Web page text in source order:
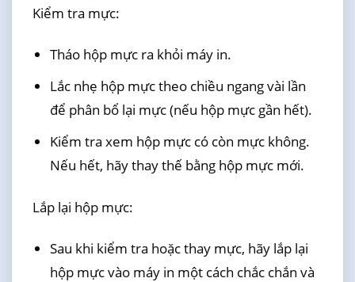
Kiểm tra mực:
Tháo hộp mực ra khỏi máy in.
Lắc nhẹ hộp mực theo chiều ngang vài lần
để phân bổ lại mực (nếu hộp mực gần hết).
Kiểm tra xem hộp mực có còn mực không.
Nếu hết, hãy thay thế bằng hộp mực mới.
Lắp lại hộp mực:
Sau khi kiểm tra hoặc thay mực, hãy lắp lại
hộp mực vào máy in một cách chắc chắn và